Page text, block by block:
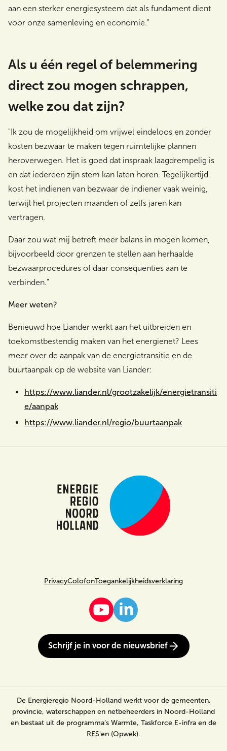
aan een sterker energiesysteem dat als fundament dient
voor onze samenleving en economie."
Als u één regel of belemmering
direct zou mogen schrappen,
welke zou dat zijn?
"Ik zou de mogelijkheid om vrijwel eindeloos en zonder
kosten bezwaar te maken tegen ruimtelijke plannen
heroverwegen. Het is goed dat inspraak laagdrempelig is
en dat iedereen zijn stem kan laten horen. Tegelijkertijd
kost het indienen van bezwaar de indiener vaak weinig,
terwijl het projecten maanden of zelfs jaren kan
vertragen.
Daar zou wat mij betreft meer balans in mogen komen,
bijvoorbeeld door grenzen te stellen aan herhaalde
bezwaarprocedures of daar consequenties aan te
verbinden."
Meer weten?
Benieuwd hoe Liander werkt aan het uitbreiden en
toekomstbestendig maken van het energienet? Lees
meer over de aanpak van de energietransitie en de
buurtaanpak op de website van Liander:
https://www.liander.nl/grootzakelijk/energietransiti
e/aanpak
https://www.liander.nl/regio/buurtaanpak
PrivacyColofonToegankelijkheidsverklaring
Schrijf je in voor de nieuwsbrief
De Energieregio Noord-Holland werkt voor de gemeenten,
provincie, waterschappen en netbeheerders in Noord-Holland
en bestaat uit de programma’s Warmte, Taskforce E-infra en de
RES'en (Opwek).